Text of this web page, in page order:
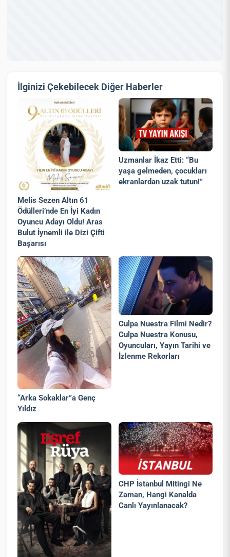
İlginizi Çekebilecek Diğer Haberler
Melis Sezen Altın 61
Ödülleri’nde En İyi Kadın
Oyuncu Adayı Oldu! Aras
Bulut İynemli ile Dizi Çifti
Başarısı
Uzmanlar İkaz Etti: “Bu
yaşa gelmeden, çocukları
ekranlardan uzak tutun!”
“Arka Sokaklar”a Genç
Yıldız
Culpa Nuestra Filmi Nedir?
Culpa Nuestra Konusu,
Oyuncuları, Yayın Tarihi ve
İzlenme Rekorları
CHP İstanbul Mitingi Ne
Zaman, Hangi Kanalda
Canlı Yayınlanacak?